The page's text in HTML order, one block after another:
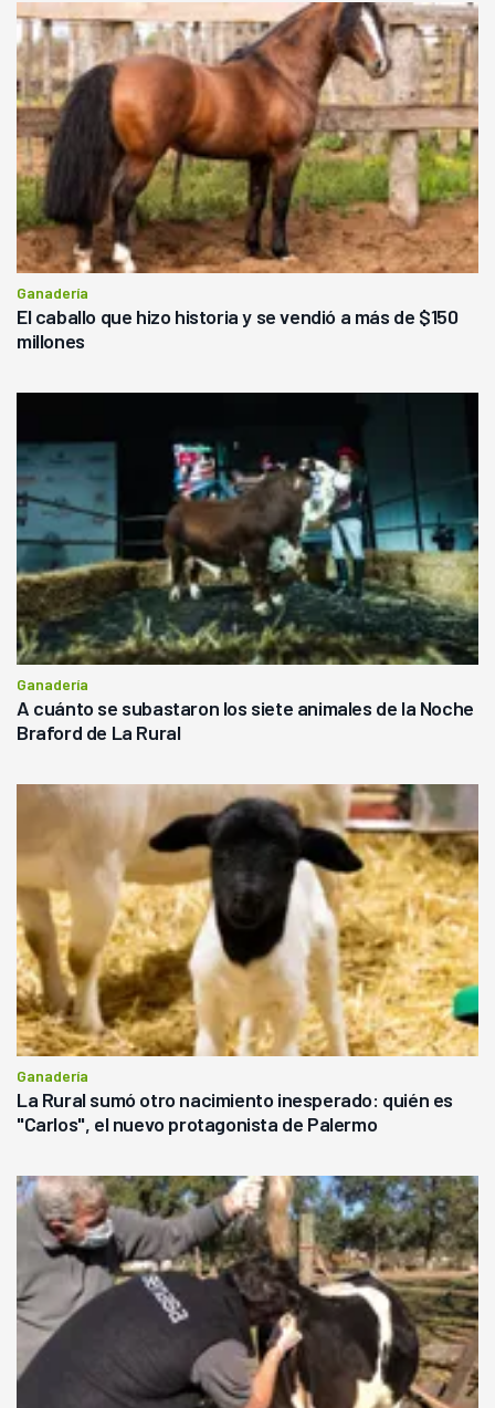
Ganadería
El caballo que hizo historia y se vendió a más de $150
millones
Ganadería
A cuánto se subastaron los siete animales de la Noche
Braford de La Rural
Ganadería
La Rural sumó otro nacimiento inesperado: quién es
"Carlos", el nuevo protagonista de Palermo